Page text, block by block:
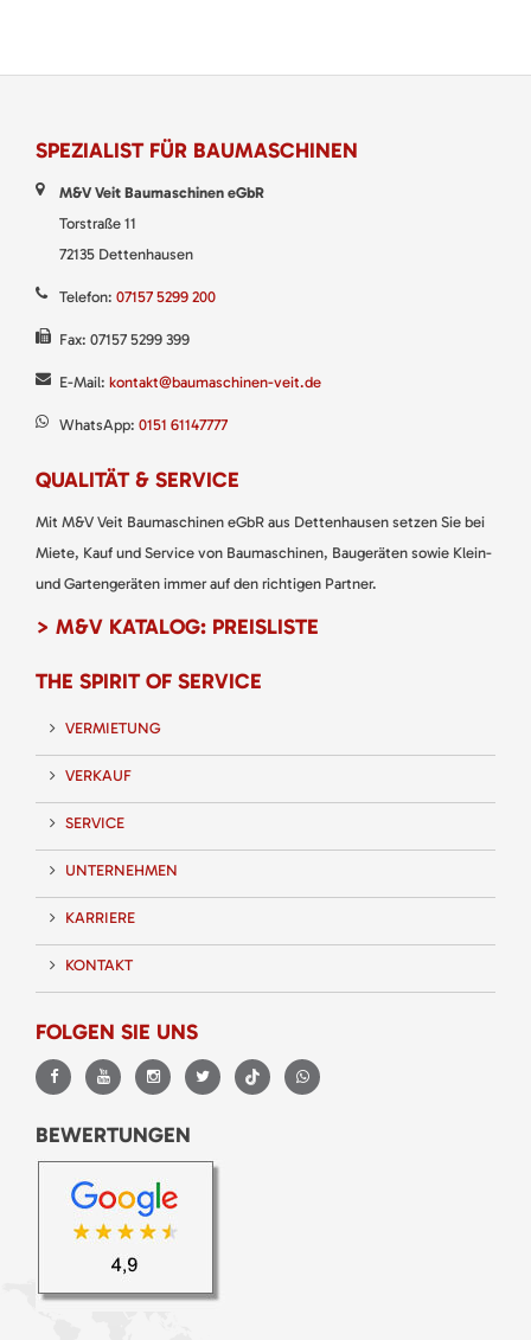
SPEZIALIST FÜR BAUMASCHINEN
M&V Veit Baumaschinen eGbR
Torstraße 11
72135 Dettenhausen
Telefon: 07157 5299 200
Fax: 07157 5299 399
E-Mail: kontakt@baumaschinen-veit.de
WhatsApp: 0151 61147777
QUALITÄT & SERVICE
Mit M&V Veit Baumaschinen eGbR aus Dettenhausen setzen Sie bei
Miete, Kauf und Service von Baumaschinen, Baugeräten sowie Klein-
und Gartengeräten immer auf den richtigen Partner.
> M&V KATALOG: PREISLISTE
THE SPIRIT OF SERVICE
VERMIETUNG
VERKAUF
SERVICE
UNTERNEHMEN
KARRIERE
KONTAKT
FOLGEN SIE UNS
BEWERTUNGEN